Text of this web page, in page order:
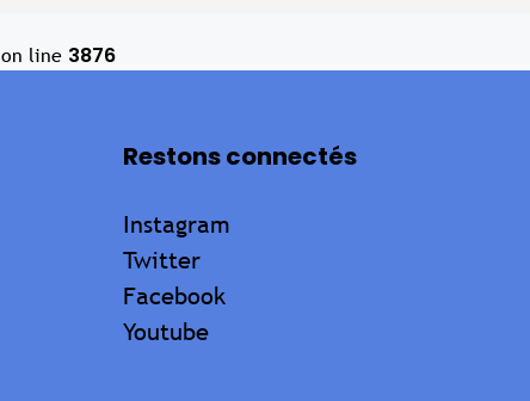
on line 3876
Restons connectés
Instagram
Twitter
Facebook
Youtube